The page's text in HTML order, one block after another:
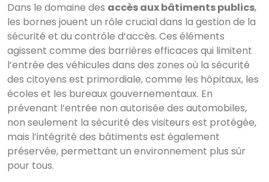
Dans le domaine des accès aux bâtiments publics,
les bornes jouent un rôle crucial dans la gestion de la
sécurité et du contrôle d’accès. Ces éléments
agissent comme des barrières efficaces qui limitent
l’entrée des véhicules dans des zones où la sécurité
des citoyens est primordiale, comme les hôpitaux, les
écoles et les bureaux gouvernementaux. En
prévenant l’entrée non autorisée des automobiles,
non seulement la sécurité des visiteurs est protégée,
mais l’intégrité des bâtiments est également
préservée, permettant un environnement plus sûr
pour tous.